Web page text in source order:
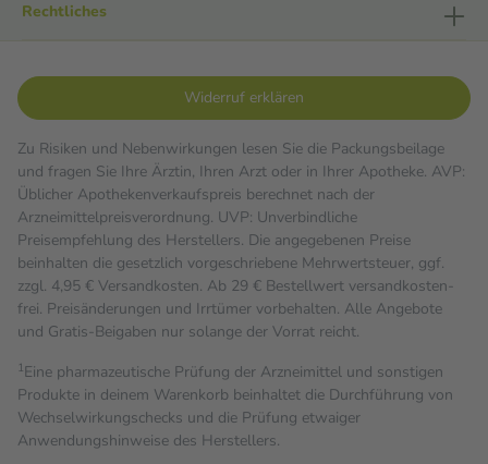
Rechtliches
Widerruf erklären
Zu Risiken und Nebenwirkungen lesen Sie die Packungsbeilage
und fragen Sie Ihre Ärztin, Ihren Arzt oder in Ihrer Apotheke. AVP:
Üblicher Apothekenverkaufspreis berechnet nach der
Arzneimittelpreisverordnung. UVP: Unverbindliche
Preisempfehlung des Herstellers. Die angegebenen Preise
beinhalten die gesetzlich vorgeschriebene Mehrwertsteuer, ggf.
zzgl. 4,95 € Versandkosten. Ab 29 € Bestell­wert versand­kosten­
frei. Preisänderungen und Irrtümer vorbehalten. Alle Angebote
und Gratis-Beigaben nur solange der Vorrat reicht.
1Eine pharmazeutische Prüfung der Arzneimittel und sonstigen
Produkte in deinem Warenkorb beinhaltet die Durchführung von
Wechselwirkungschecks und die Prüfung etwaiger
Anwendungshinweise des Herstellers.